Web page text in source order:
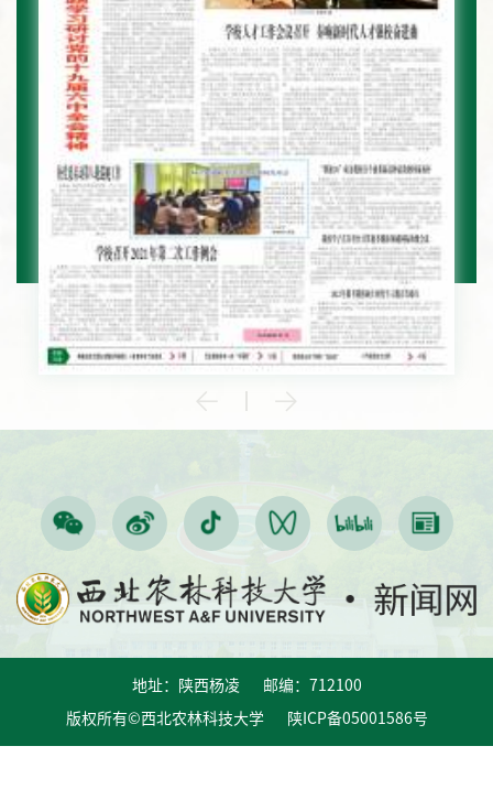
地址：陕西杨凌 邮编：712100
版权所有©西北农林科技大学 陕ICP备05001586号